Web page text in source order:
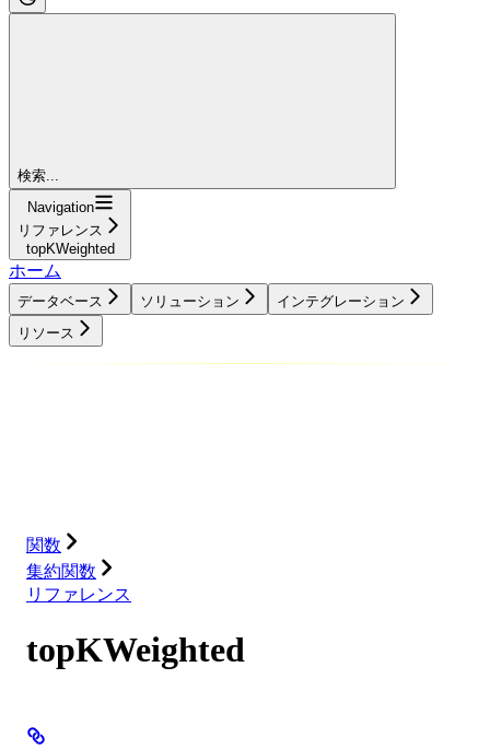
検索...
Navigation
リファレンス
topKWeighted
ホーム
データベース ソリューション
インテグレーション
リソース
関数
集約関数
リファレンス
topKWeighted